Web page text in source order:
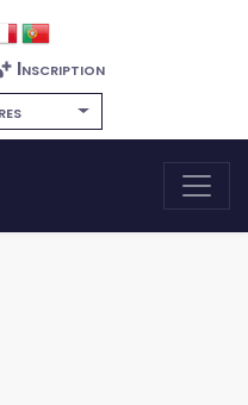
Inscription